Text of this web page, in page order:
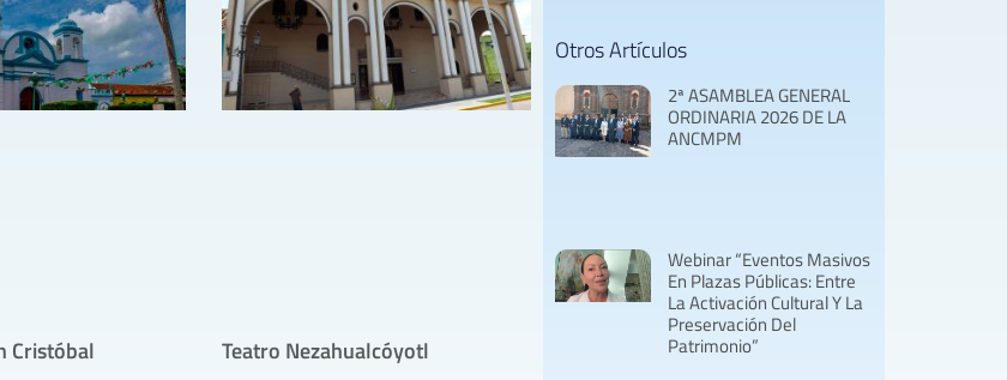
Cristóbal Teatro Nezahualcóyotl
Otros Artículos
2ª ASAMBLEA GENERAL
ORDINARIA 2026 DE LA
ANCMPM
Webinar “Eventos Masivos
En Plazas Públicas: Entre
La Activación Cultural Y La
Preservación Del
Patrimonio”